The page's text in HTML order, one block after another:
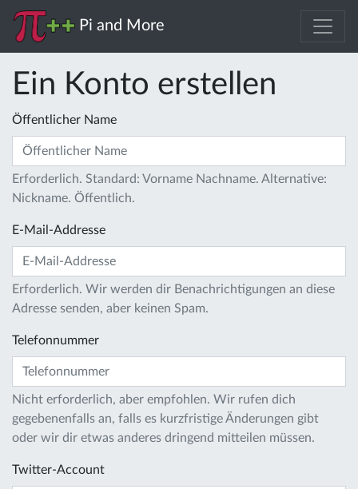
Pi and More
Ein Konto erstellen
Öffentlicher Name
Erforderlich. Standard: Vorname Nachname. Alternative:
Nickname. Öffentlich.
E-Mail-Addresse
Erforderlich. Wir werden dir Benachrichtigungen an diese
Adresse senden, aber keinen Spam.
Telefonnummer
Nicht erforderlich, aber empfohlen. Wir rufen dich
gegebenenfalls an, falls es kurzfristige Änderungen gibt
oder wir dir etwas anderes dringend mitteilen müssen.
Twitter-Account